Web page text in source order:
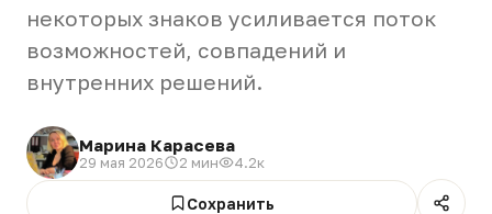
некоторых знаков усиливается поток
возможностей, совпадений и
внутренних решений.
Марина Карасева
29 мая 2026 2 мин 4.2к
Сохранить